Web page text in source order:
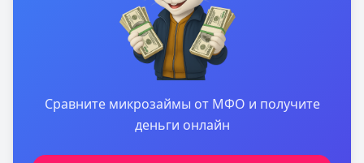
Сравните микрозаймы от МФО и получите
деньги онлайн